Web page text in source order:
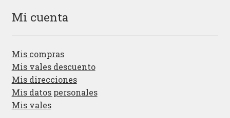
Mi cuenta
Mis compras
Mis vales descuento
Mis direcciones
Mis datos personales
Mis vales